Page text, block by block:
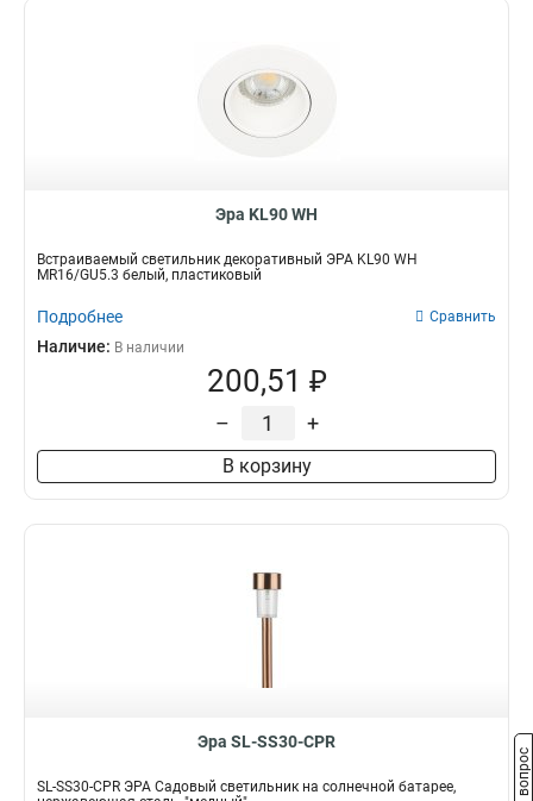
Эра KL90 WH
Встраиваемый светильник декоративный ЭРА KL90 WH
MR16/GU5.3 белый, пластиковый
Подробнее Сравнить
Наличие: В наличии
200,51 ₽
– +
В корзину
Эра SL-SS30-CPR
SL-SS30-CPR ЭРА Садовый светильник на солнечной батарее,